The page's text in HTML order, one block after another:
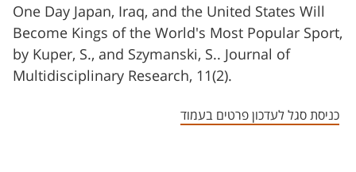
One Day Japan, Iraq, and the United States Will
Become Kings of the World's Most Popular Sport,
by Kuper, S., and Szymanski, S.. Journal of
Multidisciplinary Research, 11(2).
כניסת סגל לעדכון פרטים בעמוד